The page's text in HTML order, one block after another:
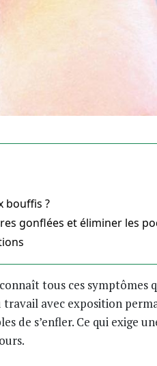
bouffis ?
gonflées et éliminer les
tous ces symptômes
avec exposition
de s’enfler. Ce qui exige